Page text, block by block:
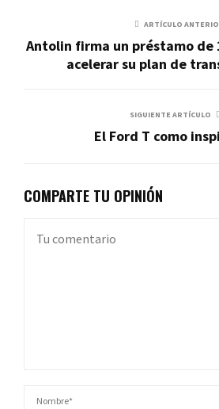
ARTÍCULO
Antolin firma un préstamo de
acelerar su plan de
SIGUIENTE ARTÍCULO
El Ford T como
COMPARTE TU OPINIÓN